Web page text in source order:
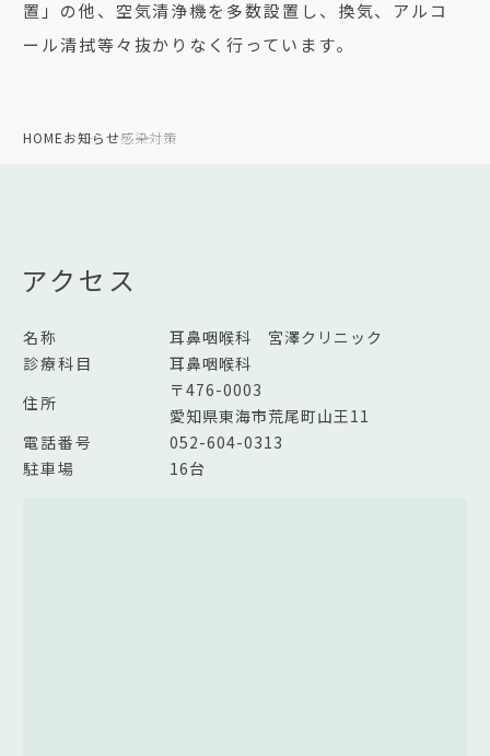
置」の他、空気清浄機を多数設置し、換気、アルコ
ール清拭等々抜かりなく行っています。
HOMEお知らせ感染対策
アクセス
名称
耳鼻咽喉科 宮澤クリニック
診療科目
耳鼻咽喉科
住所
〒476-0003
愛知県東海市荒尾町山王11
電話番号
052-604-0313
駐車場
16台